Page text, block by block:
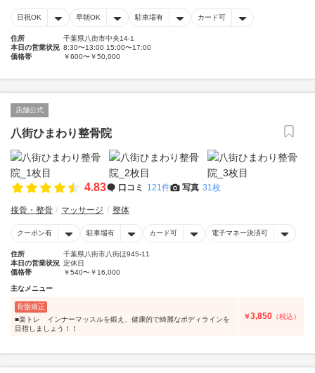
日祝OK 早朝OK 駐車場有 カード可
住所
千葉県八街市中央14-1
本日の営業状況 8:30〜13:00 15:00〜17:00
価格帯
￥600〜￥50,000
店舗公式
八街ひまわり整骨院
4.83 口コミ 121件 写真 31枚
接骨・整骨 マッサージ 整体
クーポン有 駐車場有 カード可 電子マネー決済可
住所
千葉県八街市八街ほ945-11
本日の営業状況 定休日
価格帯
￥540〜￥16,000
主なメニュー
骨盤矯正
■楽トレ インナーマッスルを鍛え、健康的で綺麗なボディラインを
目指しましょう！！
￥3,850 （税込）